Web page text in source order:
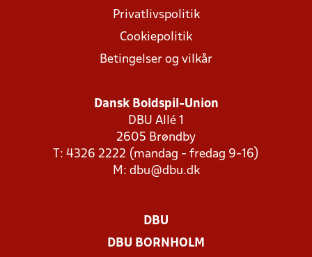
Privatlivspolitik
Cookiepolitik
Betingelser og vilkår
Dansk Boldspil-Union
DBU Allé 1
2605 Brøndby
T: 4326 2222 (mandag - fredag 9-16)
M: dbu@dbu.dk
DBU
DBU BORNHOLM